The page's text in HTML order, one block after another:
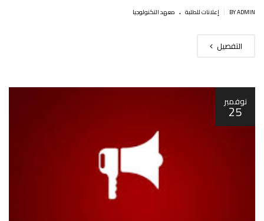
BY ADMIN إعلانات للطلبة . معهد التكنولوجيا
التفصيل
نوفمبر
25